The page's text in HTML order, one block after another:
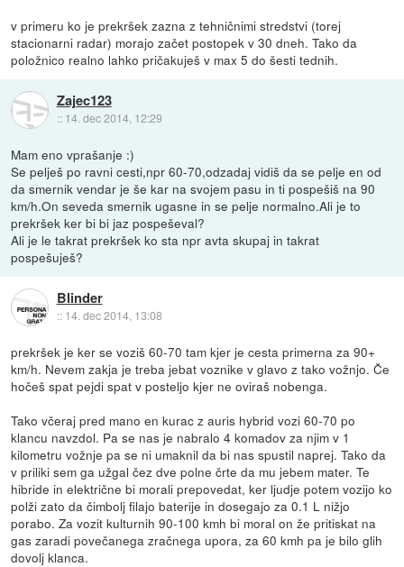
v primeru ko je prekršek zazna z tehničnimi stredstvi (torej
stacionarni radar) morajo začet postopek v 30 dneh. Tako da
položnico realno lahko pričakuješ v max 5 do šesti tednih.
Zajec123
:: 14. dec 2014, 12:29
Mam eno vprašanje :)
Se pelješ po ravni cesti,npr 60-70,odzadaj vidiš da se pelje en od
da smernik vendar je še kar na svojem pasu in ti pospešiš na 90
km/h.On seveda smernik ugasne in se pelje normalno.Ali je to
prekršek ker bi bi jaz pospeševal?
Ali je le takrat prekršek ko sta npr avta skupaj in takrat
pospešuješ?
Blinder
:: 14. dec 2014, 13:08
prekršek je ker se voziš 60-70 tam kjer je cesta primerna za 90+
km/h. Nevem zakja je treba jebat voznike v glavo z tako vožnjo. Če
hočeš spat pejdi spat v posteljo kjer ne oviraš nobenga.
Tako včeraj pred mano en kurac z auris hybrid vozi 60-70 po
klancu navzdol. Pa se nas je nabralo 4 komadov za njim v 1
kilometru vožnje pa se ni umaknil da bi nas spustil naprej. Tako da
v priliki sem ga užgal čez dve polne črte da mu jebem mater. Te
hibride in električne bi morali prepovedat, ker ljudje potem vozijo ko
polži zato da čimbolj filajo baterije in dosegajo za 0.1 L nižjo
porabo. Za vozit kulturnih 90-100 kmh bi moral on že pritiskat na
gas zaradi povečanega zračnega upora, za 60 kmh pa je bilo glih
dovolj klanca.